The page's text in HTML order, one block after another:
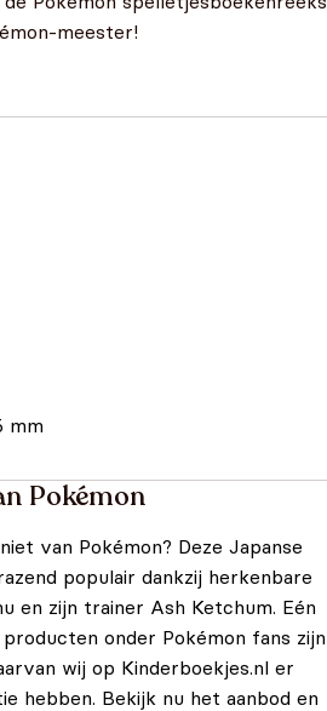
meester!
mm
Pokémon
van Pokémon? Deze Japanse
populair dankzij herkenbare
en zijn trainer Ash Ketchum. Eén
onder Pokémon fans zijn
wij op Kinderboekjes.nl er
hebben. Bekijk nu het aanbod en